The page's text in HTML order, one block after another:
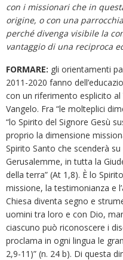
con i missionari che in
origine, o con una
perché divenga visibile la
vantaggio di una reciproca
FORMARE: gli orientamenti
2011-2020 fanno
con un riferimento esplicito al
Vangelo. Fra “le molteplici
“lo Spirito del Signore Gesù
proprio la dimensione
Spirito Santo che scenderà
Gerusalemme, in tutta la
della terra” (At 1,8). È lo
missione, la testimonianza e
Chiesa diventa segno e
uomini tra loro e con Dio,
ciascuno può riconoscere i
proclama in ogni lingua le
2,9-11)” (n. 24 b). Di questa